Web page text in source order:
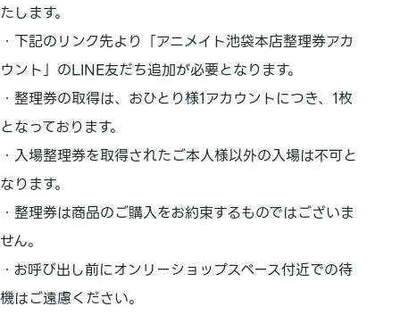
たします。
・下記のリンク先より「アニメイト池袋本店整理券アカ
ウント」のLINE友だち追加が必要となります。
・整理券の取得は、おひとり様1アカウントにつき、1枚
となっております。
・入場整理券を取得されたご本人様以外の入場は不可と
なります。
・整理券は商品のご購入をお約束するものではございま
せん。
・お呼び出し前にオンリーショップスペース付近での待
機はご遠慮ください。